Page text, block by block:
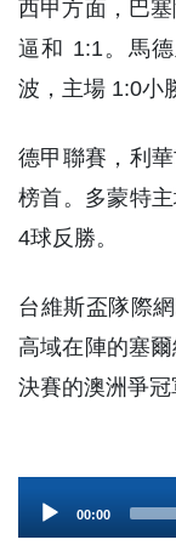
西甲方面，巴
逼和 1:1。馬
波，主場 1:0小
德甲聯賽，利
榜首。多蒙特
4球反勝。
台維斯盃隊際
高域在陣的塞
決賽的澳洲爭
Player
00:00